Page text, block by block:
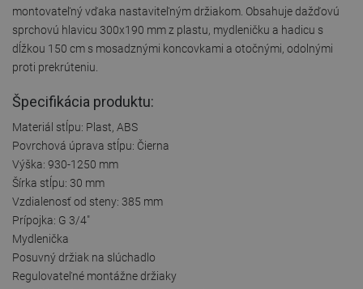
montovateľný vďaka nastaviteľným držiakom. Obsahuje dažďovú
sprchovú hlavicu 300x190 mm z plastu, mydleničku a hadicu s
dĺžkou 150 cm s mosadznými koncovkami a otočnými, odolnými
proti prekrúteniu.
Špecifikácia produktu:
Materiál stĺpu: Plast, ABS
Povrchová úprava stĺpu: Čierna
Výška: 930-1250 mm
Šírka stĺpu: 30 mm
Vzdialenosť od steny: 385 mm
Prípojka: G 3/4"
Mydlenička
Posuvný držiak na slúchadlo
Regulovateľné montážne držiaky